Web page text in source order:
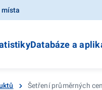
místa
Databáze a
Šetření průměrných